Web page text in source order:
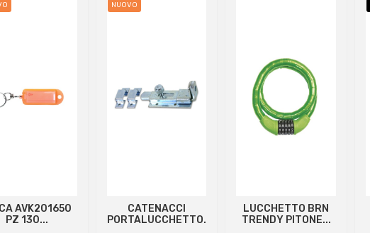
AVK201650
PZ 130...
NUOVO
CATENACCI
PORTALUCCHETTO...
LUCCHETTO BRN
TRENDY PITONE...